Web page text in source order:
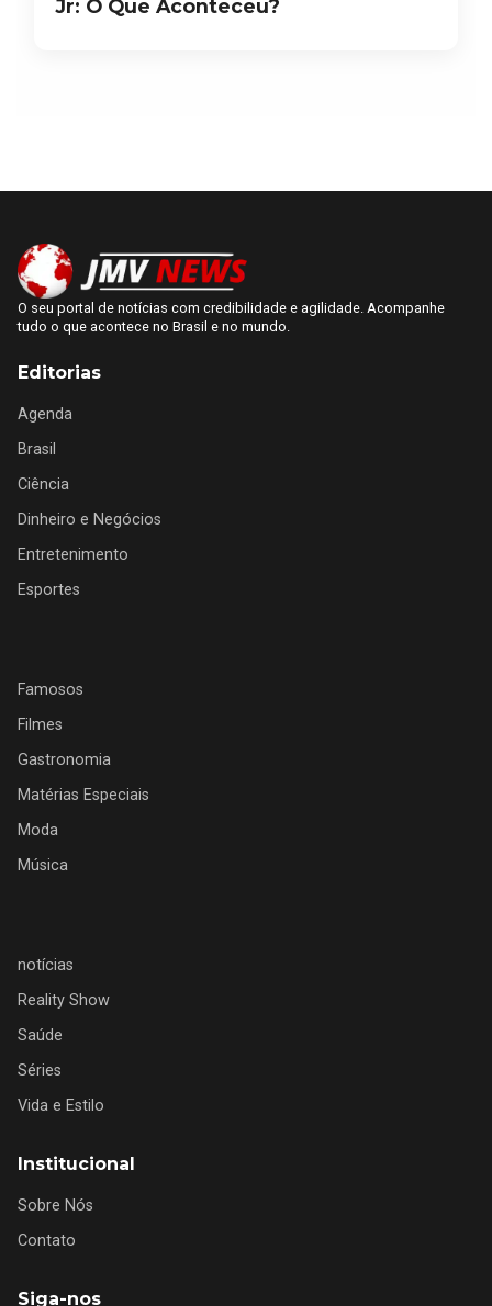
Jr: O Que Aconteceu?
O seu portal de notícias com credibilidade e agilidade. Acompanhe
tudo o que acontece no Brasil e no mundo.
Editorias
Agenda
Brasil
Ciência
Dinheiro e Negócios
Entretenimento
Esportes
Famosos
Filmes
Gastronomia
Matérias Especiais
Moda
Música
notícias
Reality Show
Saúde
Séries
Vida e Estilo
Institucional
Sobre Nós
Contato
Siga-nos